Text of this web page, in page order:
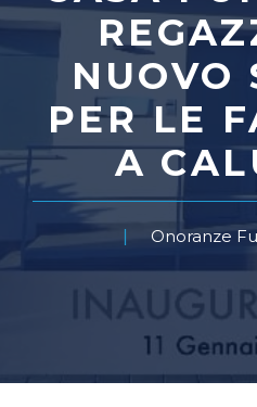
NUOVO
PER LE
A
Onoranze